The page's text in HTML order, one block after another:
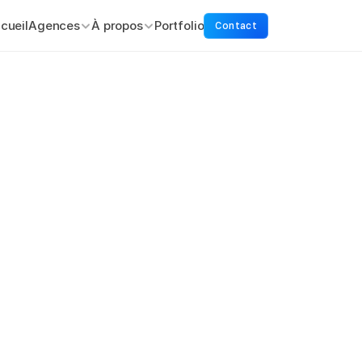
Agences À propos Portfolio Contact